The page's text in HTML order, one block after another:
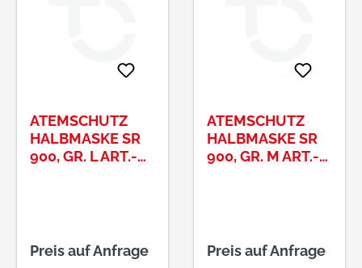
ATEMSCHUTZ
HALBMASKE SR
900, GR. L ART.-
Preis auf Anfrage
ATEMSCHUTZ
HALBMASKE SR
900, GR. M ART.-
Preis auf Anfrage